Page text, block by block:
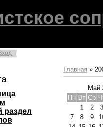
Главная »
Май
Пн Вт Ср
1
2
3
7
8 9